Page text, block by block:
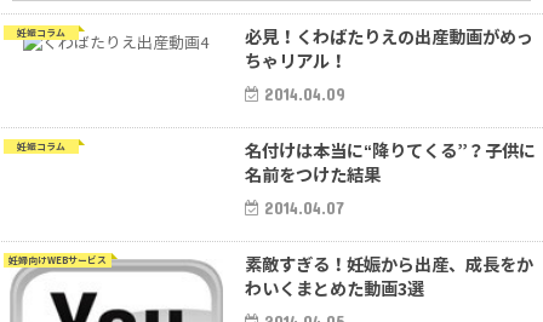
妊娠コラム
必見！くわばたりえの出産動画がめっ
ちゃリアル！
2014.04.09
妊娠コラム
名付けは本当に“降りてくる”？子供に
名前をつけた結果
2014.04.07
妊婦向けWEBサービス
素敵すぎる！妊娠から出産、成長をか
わいくまとめた動画3選